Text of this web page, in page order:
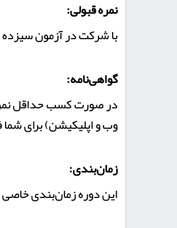
نمره قبولی:
با شرکت در آزمون سیزده جلسه
گواهی‌نامه:
در صورت کسب حداقل نمره قبولی (۶۰ از ۱۰۰) در دوره امکان درخواست
وب و اپلیکیشن) برای
زمان‌بندی:
این دوره زمان‌بندی